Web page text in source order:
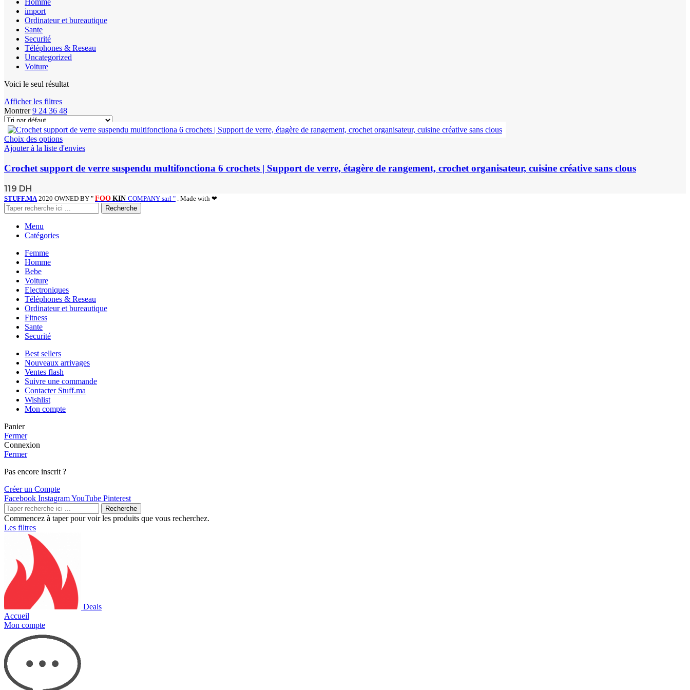
Homme
import
Ordinateur et bureautique
Sante
Securité
Téléphones & Reseau
Uncategorized
Voiture
Voici le seul résultat
Afficher les filtres
Montrer9 24 36 48
Choix des options
Ajouter à la liste d'envies
Crochet support de verre suspendu multifonctiona 6 crochets | Support de verre, étagère de rangement, crochet organisateur, cuisine créative sans clous
119 DH
STUFF.MA 2020 OWNED BY " FOO KIN COMPANY sarl " . Made with ❤
Recherche
Menu
Catégories
Femme
Homme
Bebe
Voiture
Electroniques
Téléphones & Reseau
Ordinateur et bureautique
Fitness
Sante
Securité
Best sellers
Nouveaux arrivages
Ventes flash
Suivre une commande
Contacter Stuff.ma
Wishlist
Mon compte
Panier
Fermer
Connexion
Fermer
Pas encore inscrit ?
Créer un Compte
Facebook InstagramYouTube Pinterest
Recherche
Commencez à taper pour voir les produits que vous recherchez.
Les filtres
Deals
Accueil
Mon compte